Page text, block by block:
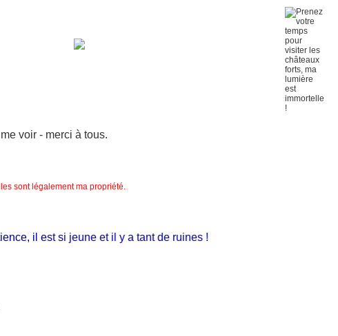
voir - merci à tous.
sont légalement ma propriété.
il est si jeune et il y a tant de ruines !